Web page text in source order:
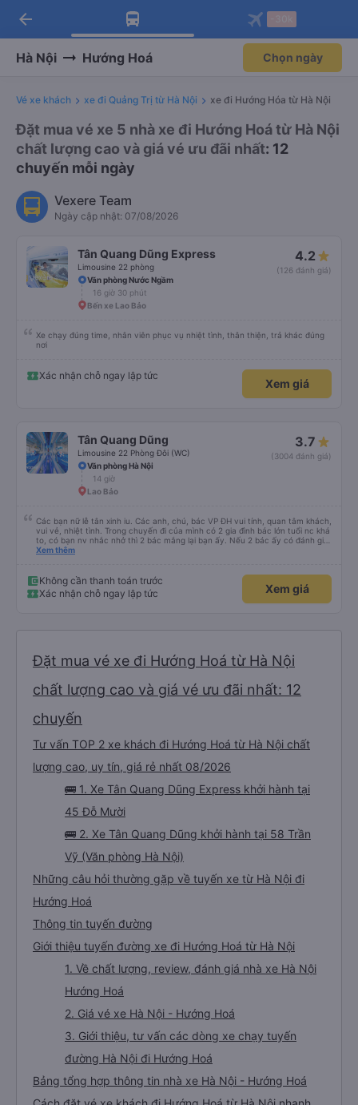
Tải app Vexere ngay!
Nhận ưu đãi thành viên độc
Mở app
Tải app Vexere
-30k/ghế khi đặt vé máy bay qua
Mở app
arrow_back
Hà Nội Hướng Hoá Chọn ngày
Vé xe khách xe đi Quảng Trị từ Hà Nội xe đi Hướng Hóa từ Hà Nội
Đặt mua vé xe 5 nhà xe đi Hướng Hoá từ Hà Nội
chất lượng cao và giá vé ưu đãi nhất: 12
chuyến mỗi ngày
Vexere Team
Ngày cập nhật: 07/08/2026
Tân Quang Dũng Express
Limousine 22 phòng
4.2
(126 đánh giá)
Văn phòng Nước Ngầm
16 giờ 30 phút
Bến xe Lao Bảo
Xe chạy đúng time, nhân viên phục vụ nhiệt tình, thân thiện, trả khác đúng
nơi
Xác nhận chỗ ngay lập tức
Xem giá
Tân Quang Dũng
Limousine 22 Phòng Đôi (WC)
3.7
(3004 đánh giá)
Văn phòng Hà Nội
14 giờ
Lao Bảo
Các bạn nữ lễ tân xinh iu. Các anh, chú, bác VP ĐH vui tính, quan tâm khách,
vui vẻ, nhiệt tình. Trong chuyến đi của mình có 2 gia đình bác lớn tuổi nc khá
to, có bạn nv nhắc nhở thì 2 bác mắng lại bạn ấy. Nếu 2 bác ấy có đánh giá
xấu thì mình ngược lại nha. Bạn ấy nhắc nhở rất đúng. 2 bác nói rất to. To
bạn ấy nha. Nếu bạn ấy bị trừ thì bảo bạn ấy liên hệ sđt của mình, mình hỗ
trợ ạ. Số mình đuôi 666, chuyến ĐH-NT ngày 16/1. À các bạn nữ lễ tân xinh
iu còn đổi cho mình phòng đơn sang đôi xong còn note là (một mình) yêu
Xem thêm
Không cần thanh toán trước
Xác nhận chỗ ngay lập tức
Xem giá
Đặt mua vé xe đi Hướng Hoá từ Hà Nội
chất lượng cao và giá vé ưu đãi nhất: 12
chuyến
Tư vấn TOP 2 xe khách đi Hướng Hoá từ Hà Nội chất
lượng cao, uy tín, giá rẻ nhất 08/2026
🚌 1. Xe Tân Quang Dũng Express khởi hành tại
45 Đỗ Mười
🚌 2. Xe Tân Quang Dũng khởi hành tại 58 Trần
Vỹ (Văn phòng Hà Nội)
Những câu hỏi thường gặp về tuyến xe từ Hà Nội đi
Hướng Hoá
Thông tin tuyến đường
Giới thiệu tuyến đường xe đi Hướng Hoá từ Hà Nội
1. Về chất lượng, review, đánh giá nhà xe Hà Nội
Hướng Hoá
2. Giá vé xe Hà Nội - Hướng Hoá
3. Giới thiệu, tư vấn các dòng xe chạy tuyến
đường Hà Nội đi Hướng Hoá
Bảng tổng hợp thông tin nhà xe Hà Nội - Hướng Hoá